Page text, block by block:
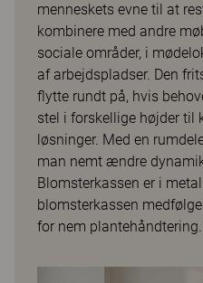
menneskets evne til at
kombinere med andre
sociale områder, i
af arbejdspladser. Den
flytte rundt på, hvis
stel i forskellige højder til
løsninger. Med en
man nemt ændre
Blomsterkassen er i
blomsterkassen
for nem plantehåndtering.